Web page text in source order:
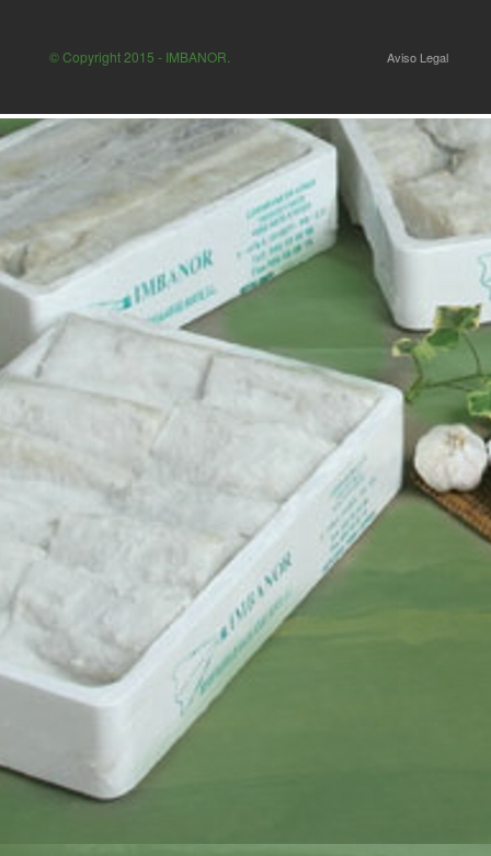
© Copyright 2015 - IMBANOR. Aviso Legal